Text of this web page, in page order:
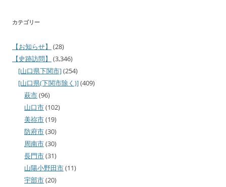
カテゴリー
【お知らせ】
(28)
【史跡訪問】
(3,346)
[山口県下関市](254)
[山口県(下関市除く)](409)
萩市(96)
山口市(102)
美祢市(19)
防府市(30)
周南市(30)
長門市(31)
山陽小野田市(11)
宇部市(20)